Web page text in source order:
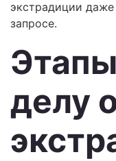
экстрадиции
запросе.
делу